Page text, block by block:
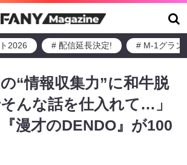
2026 # 配信延長決定! # M-1グラン
“情報収集力”に和牛脱
んな話を仕入れて…」
漫才のDENDO』が100